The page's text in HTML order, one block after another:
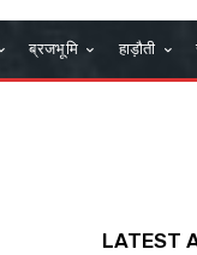
ब्रजभूमि हाड़ौती
LATEST